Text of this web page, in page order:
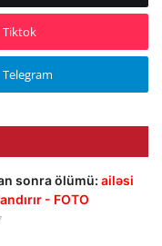
Tiktok
Telegram
sonra ölümü: ailəsi
- FOTO